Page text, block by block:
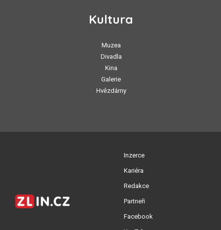
Kultura
Muzea
Divadla
Kina
Galerie
Hvězdárny
Inzerce
Kariéra
Redakce
Partneři
Facebook